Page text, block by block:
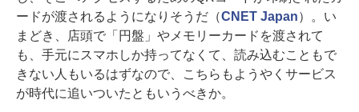
ードが渡されるようになりそうだ（CNET Japan）。い
まどき、店頭で「円盤」やメモリーカードを渡されて
も、手元にスマホしか持ってなくて、読み込むこともで
きない人もいるはずなので、こちらもようやくサービス
が時代に追いついたともいうべきか。